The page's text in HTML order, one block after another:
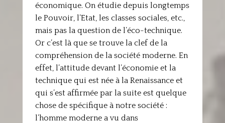
économique. On étudie depuis longtemps
le Pouvoir, l’Etat, les classes sociales, etc.,
mais pas la question de l’éco-technique.
Or c’est là que se trouve la clef de la
compréhension de la société moderne. En
effet, l’attitude devant l’économie et la
technique qui est née à la Renaissance et
qui s’est affirmée par la suite est quelque
chose de spécifique à notre société :
l’homme moderne a vu dans